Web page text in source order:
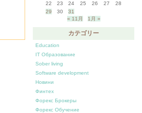
22
23 24 25 26 27
28
29
30
31
« 11月
1月 »
カテゴリー
Education
IT Образование
Sober living
Software development
Новини
Финтех
Форекс Брокеры
Форекс Обучение